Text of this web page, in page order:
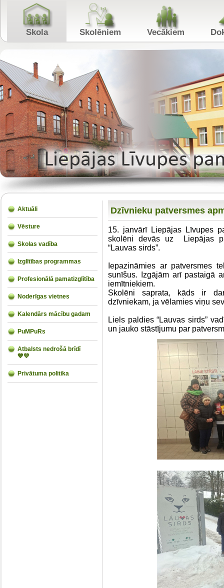
Skola Skolēniem Vecākiem
Aktuāli
Vēsture
Skolas vadība
Izglītības programmas
Profesionālā pamatizglītība
Noderīgas vietnes
Kalendārs mācību gadam
PuMPuRs
Atbalsts nedrošā brīdī
💙💛
Privātuma politika
Dzīvnieku patversmes
15. janvārī Liepājas Līvupes
skolēni devās uz Liepājas
“Lauvas sirds”.
Iepazināmies ar patversmes
sunīšus. Izgājām arī pastaigā
iemītniekiem.
Skolēni saprata, kāds ir
dzīvniekam, ja vēlamies viņu
Liels paldies “Lauvas sirds”
un jauko stāstījumu par